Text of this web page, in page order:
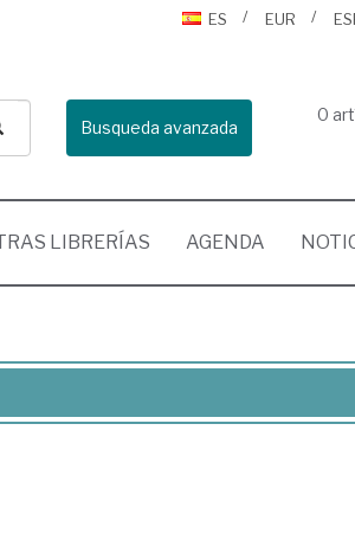
ES
EUR
Busqueda avanzada
0
LIBRERÍAS AGENDA